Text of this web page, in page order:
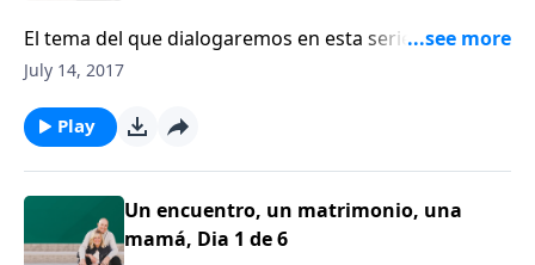
El tema del que dialogaremos en esta serie pretende
responder a la pregunta: ¿Y si criar hijos fuera el
trabajó por varios años en la televisión. Ella tomó la
decisión heroica de renunciar para ser mamá.
July 14, 2017
Play
Un encuentro, un matrimonio, una
mamá, Dia 1 de 6